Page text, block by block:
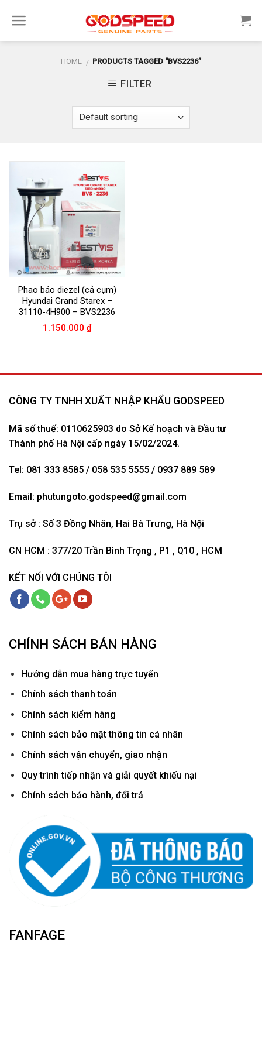
HOME / PRODUCTS TAGGED “BVS2236”
FILTER
Phao báo diezel (cả cụm)
Hyundai Grand Starex –
31110-4H900 – BVS2236
1.150.000 ₫
CÔNG TY TNHH XUẤT NHẬP KHẨU GODSPEED
Mã số thuế: 0110625903 do Sở Kế hoạch và Đầu tư
Thành phố Hà Nội cấp ngày 15/02/2024.
Tel: 081 333 8585 / 058 535 5555 / 0937 889 589
Email: phutungoto.godspeed@gmail.com
Trụ sở : Số 3 Đồng Nhân, Hai Bà Trưng, Hà Nội
CN HCM : 377/20 Trần Bình Trọng , P1 , Q10 , HCM
KẾT NỐI VỚI CHÚNG TÔI
CHÍNH SÁCH BÁN HÀNG
Hướng dẫn mua hàng trực tuyến
Chính sách thanh toán
Chính sách kiểm hàng
Chính sách bảo mật thông tin cá nhân
Chính sách vận chuyển, giao nhận
Quy trình tiếp nhận và giải quyết khiếu nại
Chính sách bảo hành, đổi trả
FANFAGE